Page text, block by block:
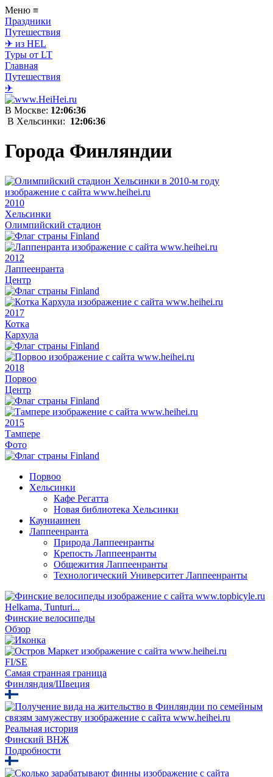
Меню ≡
Праздники
Путешествия
✈ из HEL
Туры от LT
Главная
Путешествия
✈
В Москве: 12:06:36
В Хельсинки: 12:06:36
Города Финляндии
2010
Хельсинки
Олимпийский стадион
2012
Лаппеенранта
Центр
2017
Котка
Кархула
2018
Порвоо
Центр
2015
Тампере
Фото
Порвоо
Хельсинки
Кафе Регатта
Новая библиотека Хельсинки
Кауниаинен
Лаппеенранта
Природа Лаппеенранты
Крепость Лаппеенранты
Общежития Лаппеенранты
Технологический Университет Лаппеенранты
Helkama, Tunturi...
Финские велосипеды
Обзор
FI/SE
Самая странная граница
Финляндия/Швеция
Реальная история
Финский ВНЖ
Подробности